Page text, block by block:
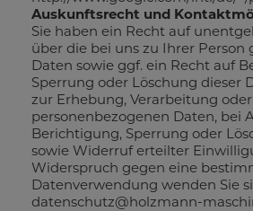
Auskunftsrecht und
Sie haben ein Recht auf
über die bei uns zu Ihrer Person
Daten sowie ggf. ein Recht auf
Sperrung oder Löschung dieser
zur Erhebung, Verarbeitung
personenbezogenen Daten, bei
Berichtigung, Sperrung oder
sowie Widerruf erteilter
Widerspruch gegen eine
Datenverwendung wenden Sie
datenschutz@holzmann-